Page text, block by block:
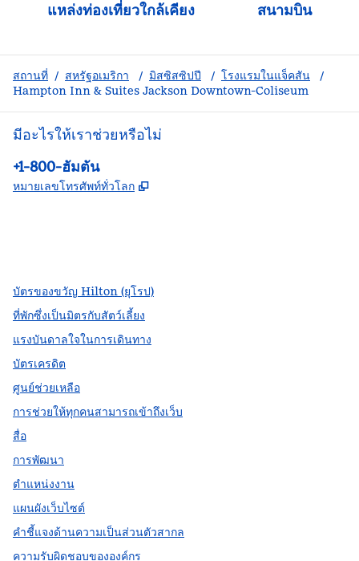
แหล่งท่องเที่ยวใกล้เคียง สนามบิน
สถานที่ / สหรัฐอเมริกา / มิสซิสซิปปี / โรงแรมในแจ็คสัน
/
Hampton Inn & Suites Jackson Downtown-Coliseum
มีอะไรให้เราช่วยหรือไม่
โทรศัพท์:
+1-800-ฮัมตัน
หมายเลขโทรศัพท์ทั่วโลก ,
บัตรของขวัญ Hilton (ยุโรป)
ที่พักซึ่งเป็นมิตรกับสัตว์เลี้ยง
แรงบันดาลใจในการเดินทาง
บัตรเครดิต
ศูนย์ช่วยเหลือ
การช่วยให้ทุกคนสามารถเข้าถึงเว็บ
สื่อ
การพัฒนา
ตำแหน่งงาน
แผนผังเว็บไซต์
คำชี้แจงด้านความเป็นส่วนตัวสากล
ความรับผิดชอบขององค์กร